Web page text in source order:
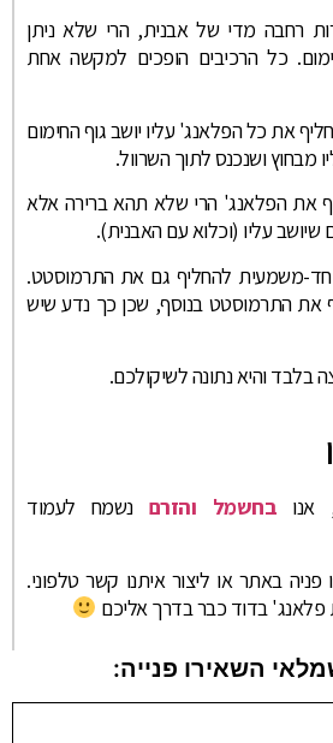
רחבה מדי של אבנית, הרי שלא ניתן
כל הרכיבים הופכים למקשה אחת
את כל הפלאנג' עליו יושב גוף החימום
מבחוץ ושנכנס לתוך השרוול.
את הפלאנג' הרי שלא תהא ברירה אלא
עליו (וכלוא עם האבנית).
חד-משמעית להחליף גם את התרמוסטט.
את התרמוסטט בנוסף, שכן כך נדע שיש
בלבד והיא נתונה לשיקולכם.
אנו בחשמל והזרם נשמח לעמוד
באתר או ליצור איתנו קשר טלפוני.
בדוד כבר בדרך אליכם
השאירו פנייה: